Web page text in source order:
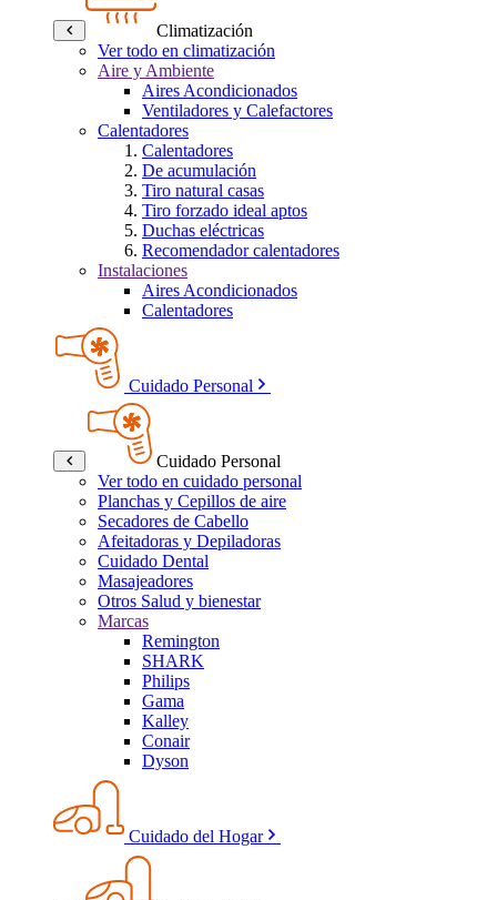
Climatización
Ver todo en climatización
Aire y Ambiente
Aires Acondicionados
Ventiladores y Calefactores
Calentadores
Calentadores
De acumulación
Tiro natural casas
Tiro forzado ideal aptos
Duchas eléctricas
Recomendador calentadores
Instalaciones
Aires Acondicionados
Calentadores
Cuidado Personal
Cuidado Personal
Ver todo en cuidado personal
Planchas y Cepillos de aire
Secadores de Cabello
Afeitadoras y Depiladoras
Cuidado Dental
Masajeadores
Otros Salud y bienestar
Marcas
Remington
SHARK
Philips
Gama
Kalley
Conair
Dyson
Cuidado del Hogar